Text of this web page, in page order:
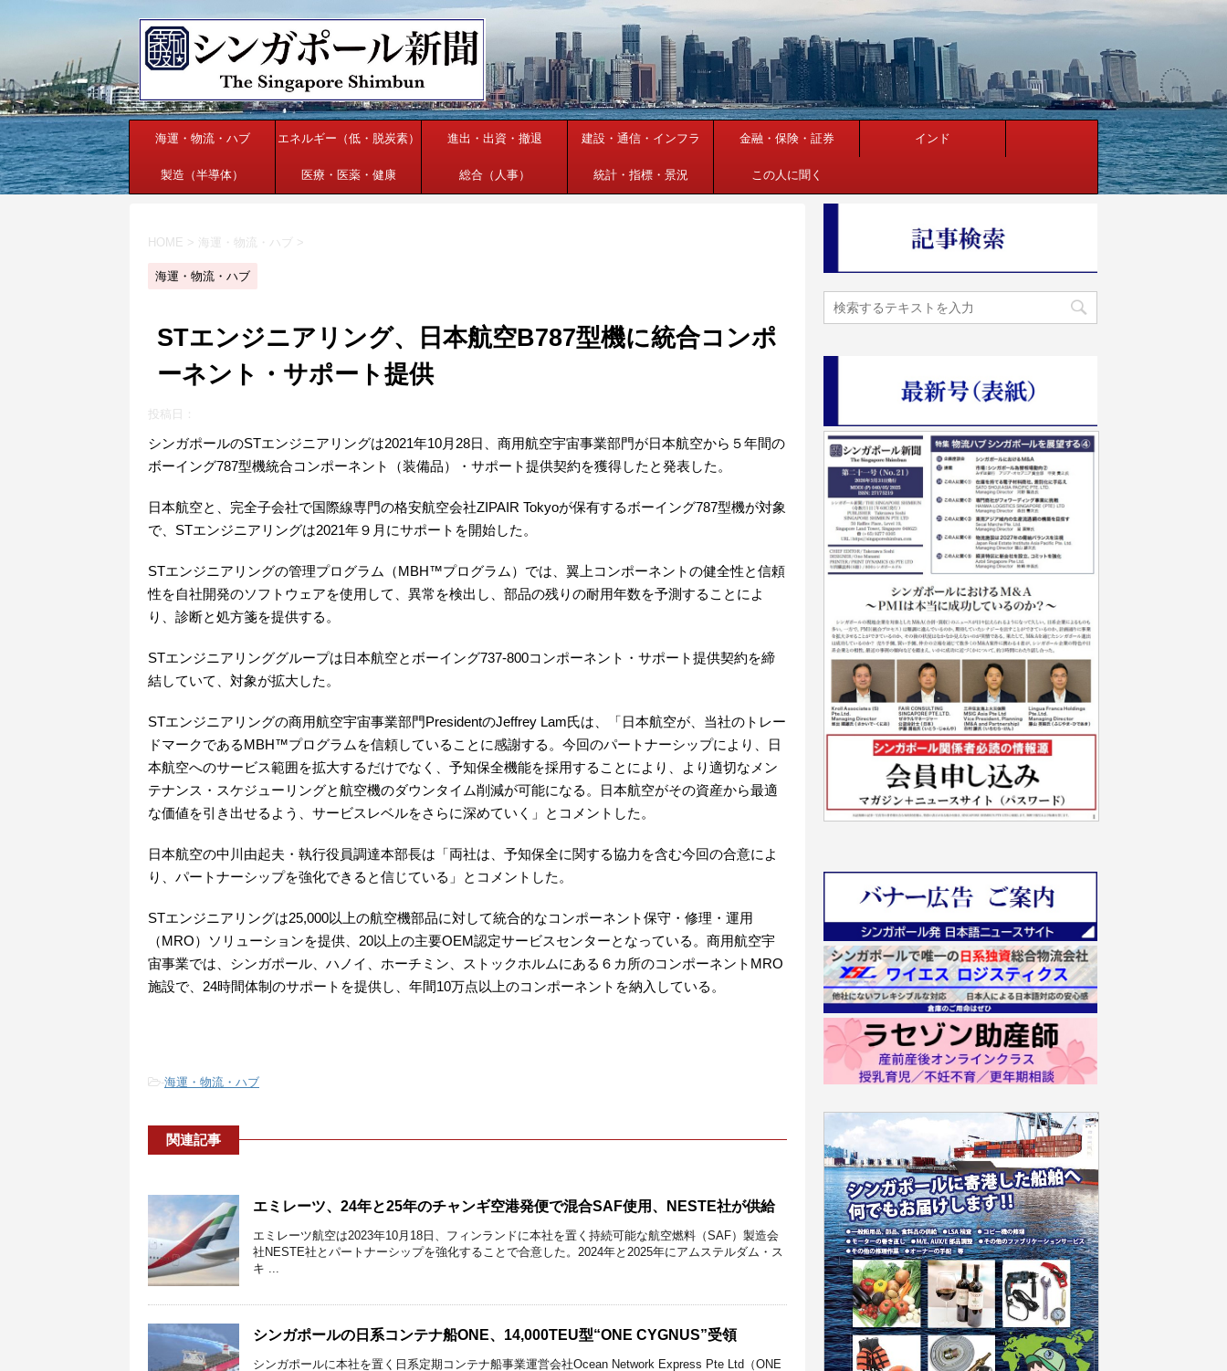
海運・物流・ハブ エネルギー（低・脱炭素） 進出・出資・撤退 建設・通信・インフラ 金融・保険・証券 インド
製造（半導体） 医療・医薬・健康 総合（人事） 統計・指標・景況 この人に聞く
HOME > 海運・物流・ハブ >
海運・物流・ハブ
STエンジニアリング、日本航空B787型機に統合コンポ
ーネント・サポート提供
投稿日：
シンガポールのSTエンジニアリングは2021年10月28日、商用航空宇宙事業部門が日本航空から５年間の
ボーイング787型機統合コンポーネント（装備品）・サポート提供契約を獲得したと発表した。
日本航空と、完全子会社で国際線専門の格安航空会社ZIPAIR Tokyoが保有するボーイング787型機が対象
で、STエンジニアリングは2021年９月にサポートを開始した。
STエンジニアリングの管理プログラム（MBH™プログラム）では、翼上コンポーネントの健全性と信頼
性を自社開発のソフトウェアを使用して、異常を検出し、部品の残りの耐用年数を予測することによ
り、診断と処方箋を提供する。
STエンジニアリンググループは日本航空とボーイング737-800コンポーネント・サポート提供契約を締
結していて、対象が拡大した。
STエンジニアリングの商用航空宇宙事業部門PresidentのJeffrey Lam氏は、「日本航空が、当社のトレー
ドマークであるMBH™プログラムを信頼していることに感謝する。今回のパートナーシップにより、日
本航空へのサービス範囲を拡大するだけでなく、予知保全機能を採用することにより、より適切なメン
テナンス・スケジューリングと航空機のダウンタイム削減が可能になる。日本航空がその資産から最適
な価値を引き出せるよう、サービスレベルをさらに深めていく」とコメントした。
日本航空の中川由起夫・執行役員調達本部長は「両社は、予知保全に関する協力を含む今回の合意によ
り、パートナーシップを強化できると信じている」とコメントした。
STエンジニアリングは25,000以上の航空機部品に対して統合的なコンポーネント保守・修理・運用
（MRO）ソリューションを提供、20以上の主要OEM認定サービスセンターとなっている。商用航空宇
宙事業では、シンガポール、ハノイ、ホーチミン、ストックホルムにある６カ所のコンポーネントMRO
施設で、24時間体制のサポートを提供し、年間10万点以上のコンポーネントを納入している。
-海運・物流・ハブ
関連記事
エミレーツ、24年と25年のチャンギ空港発便で混合SAF使用、NESTE社が供給
エミレーツ航空は2023年10月18日、フィンランドに本社を置く持続可能な航空燃料（SAF）製造会
社NESTE社とパートナーシップを強化することで合意した。2024年と2025年にアムステルダム・ス
キ ...
シンガポールの日系コンテナ船ONE、14,000TEU型“ONE CYGNUS”受領
シンガポールに本社を置く日系定期コンテナ船事業運営会社Ocean Network Express Pte Ltd（ONE